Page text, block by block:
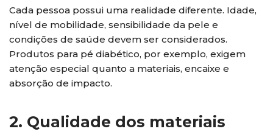
Cada pessoa possui uma realidade diferente. Idade,
nível de mobilidade, sensibilidade da pele e
condições de saúde devem ser considerados.
Produtos para pé diabético, por exemplo, exigem
atenção especial quanto a materiais, encaixe e
absorção de impacto.
2. Qualidade dos materiais